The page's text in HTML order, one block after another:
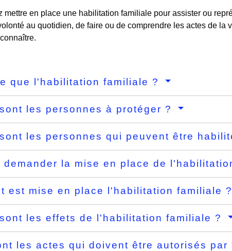
mettre en place une habilitation familiale pour assister ou
au quotidien, de faire ou de comprendre les actes de la
que l'habilitation familiale ?
les personnes à protéger ?
les personnes qui peuvent être
demander la mise en place de
est mise en place l'habilitation familiale ?
les effets de l'habilitation familiale ?
les actes qui doivent être autorisés par